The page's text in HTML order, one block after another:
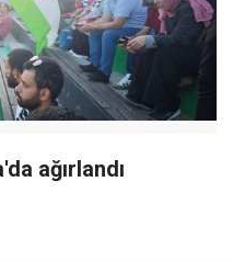
ağırlandı